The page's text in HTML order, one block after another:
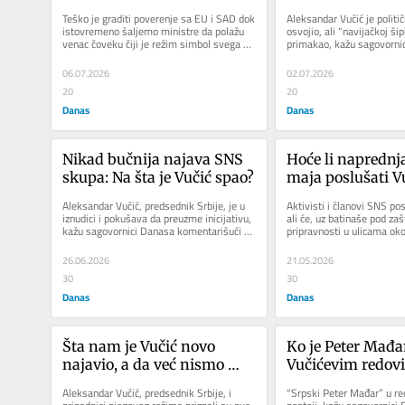
Teško je graditi poverenje sa EU i SAD dok
istovremeno šaljemo ministre da polažu
venac čoveku čiji je režim simbol svega
protiv čega se Zapad...
06.07.2026
20
Danas
Kokeze da se
Vučić plaši
Aleksandar Vučić je
osvojio, ali “navijačkoj
primakao, kažu
dodaju da...
02.07.2026
20
Danas
Nikad bučnija najava SNS
skupa: Na šta je Vučić spao?
Aleksandar Vučić, predsednik Srbije, je u
iznudici i pokušava da preuzme inicijativu,
kažu sagovornici Danasa komentarišući
nikad jaču kampanju...
26.06.2026
30
Danas
Hoće li
maja poslušati
budala“?
Aktivisti i članovi SNS
ali će, uz batinaše pod
pripravnosti u ulicama
Ćacilendu, i već...
21.05.2026
30
Danas
Šta nam je Vučić novo
najavio, a da već nismo
Aleksandar Vučić, predsednik Srbije, i
Ko je Peter
Vučićevim
“Srpski Peter Mađar” u